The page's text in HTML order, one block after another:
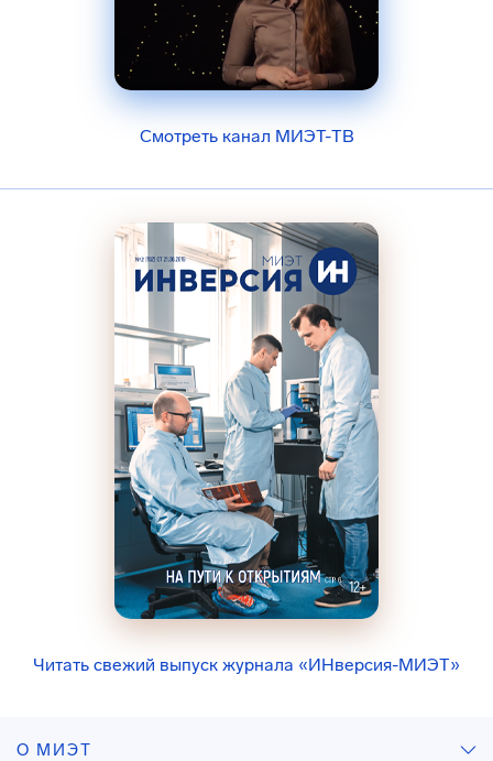
Смотреть канал МИЭТ-ТВ
Читать свежий выпуск журнала «ИНверсия-МИЭТ»
О МИЭТ